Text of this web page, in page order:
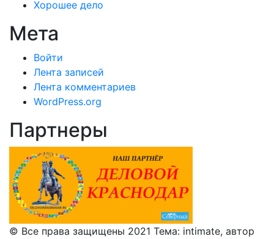
Хорошее дело
Мета
Войти
Лента записей
Лента комментариев
WordPress.org
Партнеры
© Все права защищены 2021 Тема: intimate, автор